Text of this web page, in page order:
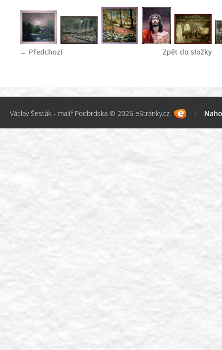
← Předchozí Zpět do složky
Václav Šesták - malíř Podbrdska © 2026 eStránky.cz |